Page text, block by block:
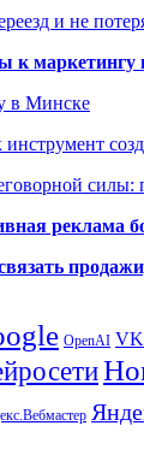
и не
к
в Минске
силы:
реклама
OpenAI VK